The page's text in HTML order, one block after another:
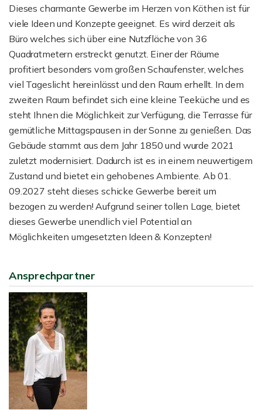
Dieses charmante Gewerbe im Herzen von Köthen ist für
viele Ideen und Konzepte geeignet. Es wird derzeit als
Büro welches sich über eine Nutzfläche von 36
Quadratmetern erstreckt genutzt. Einer der Räume
profitiert besonders vom großen Schaufenster, welches
viel Tageslicht hereinlässt und den Raum erhellt. In dem
zweiten Raum befindet sich eine kleine Teeküche und es
steht Ihnen die Möglichkeit zur Verfügung, die Terrasse für
gemütliche Mittagspausen in der Sonne zu genießen. Das
Gebäude stammt aus dem Jahr 1850 und wurde 2021
zuletzt modernisiert. Dadurch ist es in einem neuwertigem
Zustand und bietet ein gehobenes Ambiente. Ab 01.
09.2027 steht dieses schicke Gewerbe bereit um
bezogen zu werden! Aufgrund seiner tollen Lage, bietet
dieses Gewerbe unendlich viel Potential an
Möglichkeiten umgesetzten Ideen & Konzepten!
Ansprechpartner